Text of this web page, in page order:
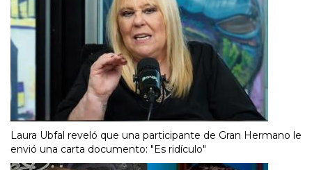
Laura Ubfal reveló que una participante de Gran Hermano le
envió una carta documento: "Es ridículo"